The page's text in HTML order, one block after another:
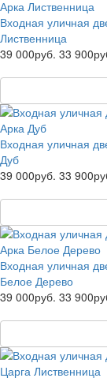
Входная уличная
Лиственница
39 000руб. 33
Входная уличная
Дуб
39 000руб. 33
Входная уличная
Белое Дерево
39 000руб. 33